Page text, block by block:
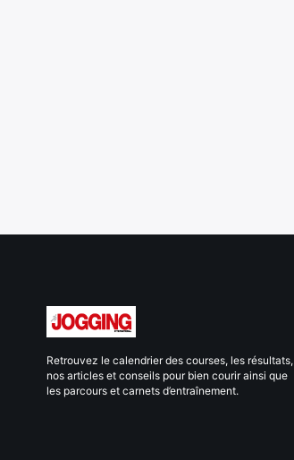
Retrouvez le calendrier des courses, les résultats,
nos articles et conseils pour bien courir ainsi que
les parcours et carnets d’entraînement.